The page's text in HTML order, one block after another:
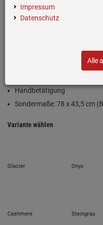
Einbauspüle Fragranit®
Handbetätigung
Sondermaße: 78 x 43,5 cm
Variante wählen
Glacier Onyx
Cashmere Steingrau
Impressum
Datenschutz
Alle